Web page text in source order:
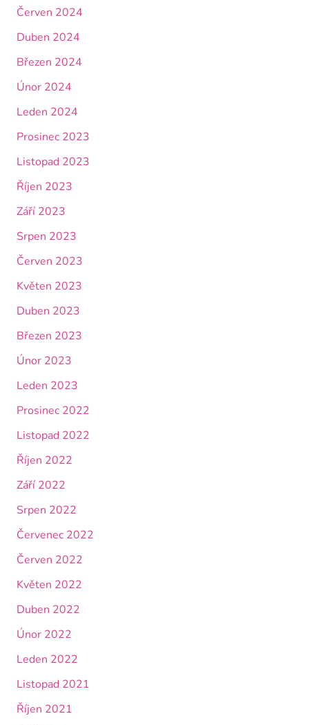
Červen 2024
Duben 2024
Březen 2024
Únor 2024
Leden 2024
Prosinec 2023
Listopad 2023
Říjen 2023
Září 2023
Srpen 2023
Červen 2023
Květen 2023
Duben 2023
Březen 2023
Únor 2023
Leden 2023
Prosinec 2022
Listopad 2022
Říjen 2022
Září 2022
Srpen 2022
Červenec 2022
Červen 2022
Květen 2022
Duben 2022
Únor 2022
Leden 2022
Listopad 2021
Říjen 2021